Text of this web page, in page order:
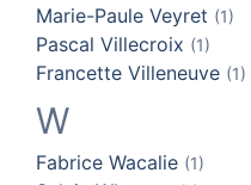
Marie-Paule Veyret (1)
Pascal Villecroix (1)
Francette Villeneuve (1)
W
Fabrice Wacalie (1)